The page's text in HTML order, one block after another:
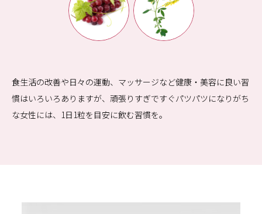
食生活の改善や日々の運動、マッサージなど健康・美容に良い習
慣はいろいろありますが、頑張りすぎですぐパツパツになりがち
な女性には、1日1粒を目安に飲む習慣を。